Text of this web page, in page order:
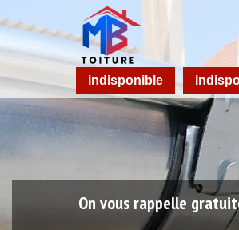
indisponible
On vous rappelle